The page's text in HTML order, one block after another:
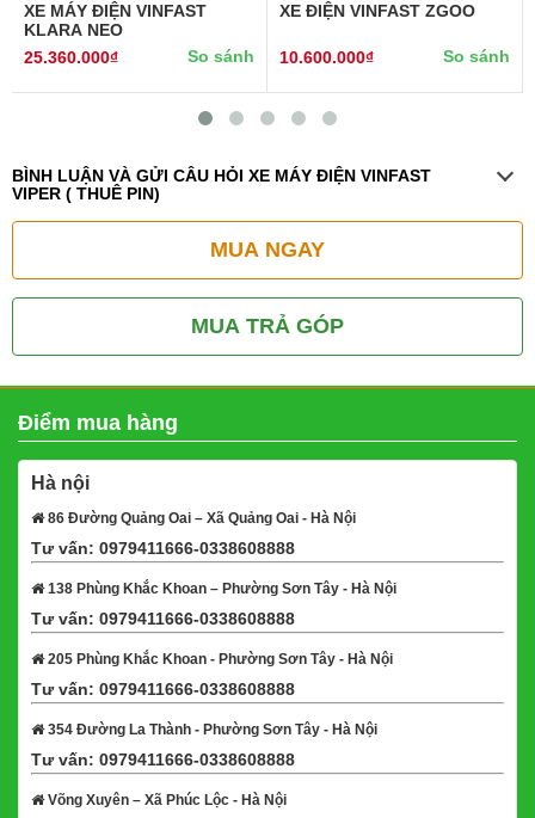
XE MÁY ĐIỆN VINFAST
KLARA NEO
25.360.000₫
So sánh
XE ĐIỆN VINFAST ZGOO
10.600.000₫ So sánh
BÌNH LUẬN VÀ GỬI CÂU HỎI XE MÁY ĐIỆN VINFAST
VIPER ( THUÊ PIN)
MUA NGAY
MUA TRẢ GÓP
Điểm mua hàng
Hà nội
86 Đường Quảng Oai – Xã Quảng Oai - Hà Nội
Tư vấn: 0979411666-0338608888
138 Phùng Khắc Khoan – Phường Sơn Tây - Hà Nội
Tư vấn: 0979411666-0338608888
205 Phùng Khắc Khoan - Phường Sơn Tây - Hà Nội
Tư vấn: 0979411666-0338608888
354 Đường La Thành - Phường Sơn Tây - Hà Nội
Tư vấn: 0979411666-0338608888
Võng Xuyên – Xã Phúc Lộc - Hà Nội